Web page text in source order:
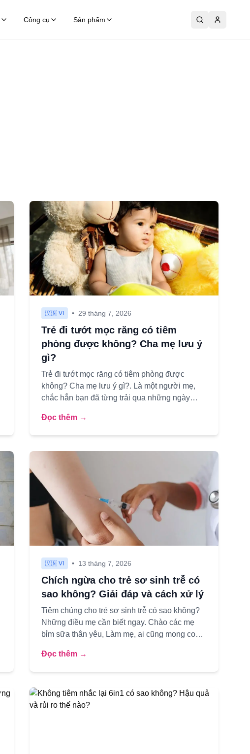
Công cụ Sản phẩm
🇻🇳 VI • 29 tháng 7, 2026
Trẻ đi tướt mọc răng có tiêm
phòng được không? Cha mẹ lưu ý
gì?
Trẻ đi tướt mọc răng có tiêm phòng được
không? Cha mẹ lưu ý gì?. Là một người mẹ,
chắc hẳn bạn đã từng trải qua những ngày
Đọc thêm →
🇻🇳 VI • 13 tháng 7, 2026
Chích ngừa cho trẻ sơ sinh trễ có
sao không? Giải đáp và cách xử lý
Tiêm chủng cho trẻ sơ sinh trễ có sao không?
Những điều mẹ cần biết ngay. Chào các mẹ
bỉm sữa thân yêu, Làm mẹ, ai cũng mong con
Đọc thêm →